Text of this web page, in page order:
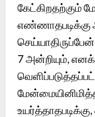
கேட்கிறதற்கும்
எண்ணாதபடிக்கு
7அன்றியும்,